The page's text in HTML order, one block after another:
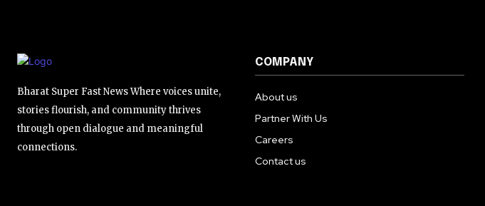
Bharat Super Fast News Where voices unite,
stories flourish, and community thrives
through open dialogue and meaningful
connections.
COMPANY
About us
Partner With Us
Careers
Contact us